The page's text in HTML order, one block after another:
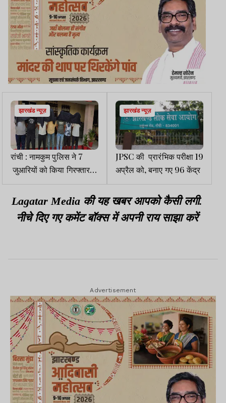
झारखंड न्यूज़
रांची : नामकुम पुलिस ने 7
जुआरियों को किया गिरफ्तार,
भेजे गये जेल
झारखंड न्यूज़
JPSC की प्रारंभिक परीक्षा 19
अप्रैल को, बनाए गए 96 केंद्र
Lagatar Media की यह खबर आपको कैसी लगी.
नीचे दिए गए कमेंट बॉक्स में अपनी राय साझा करें
Advertisement